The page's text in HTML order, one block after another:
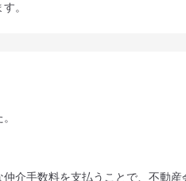
。
介手数料を支払うことで、不動